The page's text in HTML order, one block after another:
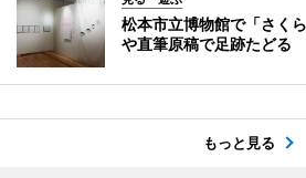
松本市立博物館で「さく
や直筆原稿で足跡たどる
もっと見る